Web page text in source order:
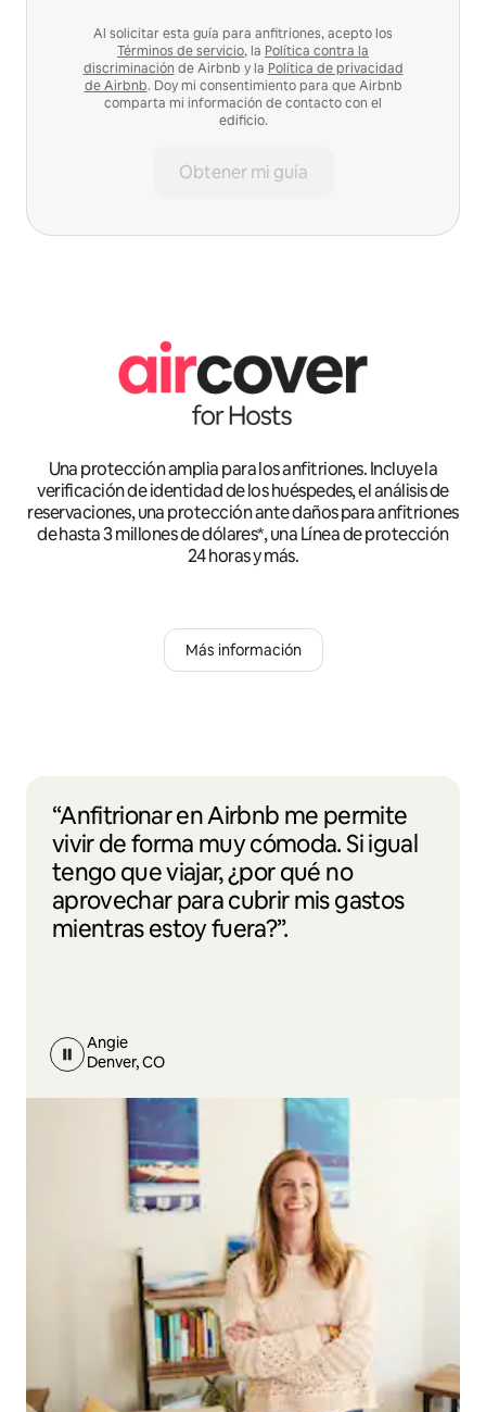
Al solicitar esta guía para anfitriones, acepto los
Términos de servicio, la Política contra la
discriminación de Airbnb y la Política de privacidad
de Airbnb. Doy mi consentimiento para que Airbnb
comparta mi información de contacto con el
edificio.
Obtener mi guía
Una protección amplia para los anfitriones. Incluye la
verificación de identidad de los huéspedes, el análisis de
reservaciones, una protección ante daños para anfitriones
de hasta 3 millones de dólares*, una Línea de protección
24 horas y más.
Más información
“Anfitrionar en Airbnb me permite
vivir de forma muy cómoda. Si igual
tengo que viajar, ¿por qué no
aprovechar para cubrir mis gastos
mientras estoy fuera?”.
Angie
Denver, CO